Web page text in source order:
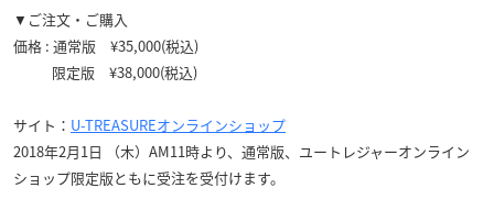
▼ご注文・ご購入
価格 : 通常版 ¥35,000(税込)
限定版 ¥38,000(税込)
サイト： U-TREASUREオンラインショップ
2018年2月1日 （木）AM11時より、通常版、ユートレジャーオンライン
ショップ限定版ともに受注を受付けます。